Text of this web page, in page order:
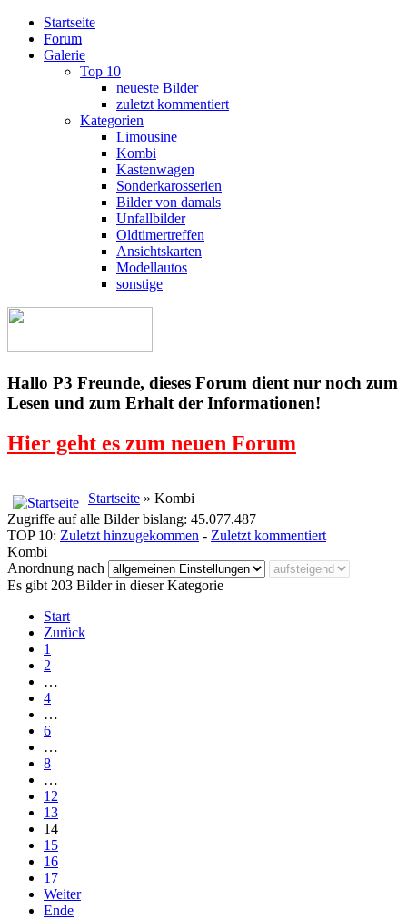
Startseite
Forum
Galerie
Top 10
neueste Bilder
zuletzt kommentiert
Kategorien
Limousine
Kombi
Kastenwagen
Sonderkarosserien
Bilder von damals
Unfallbilder
Oldtimertreffen
Ansichtskarten
Modellautos
sonstige
Hallo P3 Freunde, dieses Forum dient nur noch zum
Lesen und zum Erhalt der Informationen!
Hier geht es zum neuen Forum
Startseite » Kombi
Zugriffe auf alle Bilder bislang: 45.077.487
TOP 10: Zuletzt hinzugekommen - Zuletzt kommentiert
Kombi
Anordnung nach
Es gibt 203 Bilder in dieser Kategorie
Start
Zurück
1
2
…
4
…
6
…
8
…
12
13
14
15
16
17
Weiter
Ende